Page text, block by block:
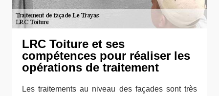
LRC Toiture et ses
compétences pour réaliser les
opérations de traitement
Les traitements au niveau des façades sont très